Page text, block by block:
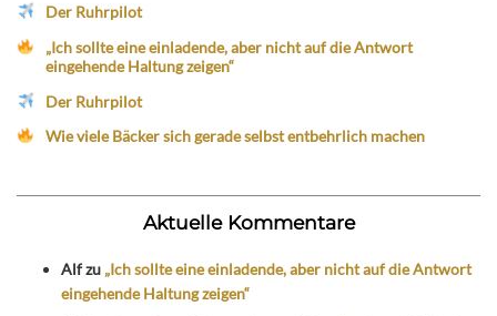
Der Ruhrpilot
„Ich sollte eine einladende, aber nicht auf die Antwort
eingehende Haltung zeigen“
Der Ruhrpilot
Wie viele Bäcker sich gerade selbst entbehrlich machen
Aktuelle Kommentare
Alfzu „Ich sollte eine einladende, aber nicht auf die Antwort
eingehende Haltung zeigen“